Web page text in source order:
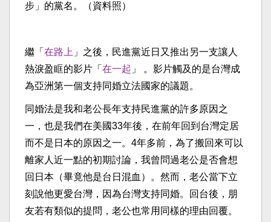
步」的黨名。（資料照）
繼「 在路上 」之後，民進黨近日又推出另一支讓人
熱淚盈眶的影片「 在一起 」 。影片觸及的是台灣成
為亞洲第一個支持同婚立法國家的議題。
同婚法是我和老公長年支持民進黨的許多原因之
一，也是我們在美國33年後，在前年回到台灣定居
而不是日本的原因之一。4年多前，為了搬回來可以
離家人近一點的初期討論，我曾問過老公是否會想
回日本（畢竟他是台日混血）。然而，老公當下立
刻說他更愛台灣，因為台灣支持同婚。回台後，朋
友若有類似的提問，老公也常用同樣的理由回覆。